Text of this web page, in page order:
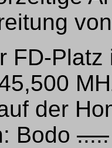
FD-
der
Bodo .....